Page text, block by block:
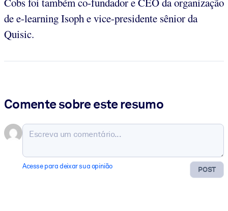
de e-learning Isoph e vice-presidente sênior da
Quisic.
Comente sobre este resumo
POST
Acesse para deixar sua opinião